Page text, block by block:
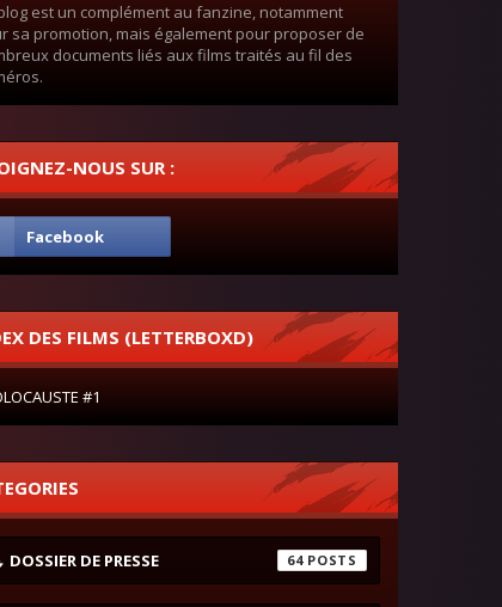
est un complément au fanzine, notamment
sa promotion, mais également pour proposer de
documents liés aux films traités au fil des
NOUS SUR :
DES FILMS (LETTERBOXD)
#1
DOSSIER DE PRESSE 64